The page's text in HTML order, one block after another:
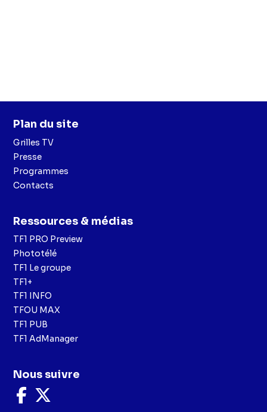
Plan du site
Grilles TV
Presse
Programmes
Contacts
Ressources & médias
TF1 PRO Preview
Phototélé
TF1 Le groupe
TF1+
TF1 INFO
TFOU MAX
TF1 PUB
TF1 AdManager
Nous suivre
Nous
suivre